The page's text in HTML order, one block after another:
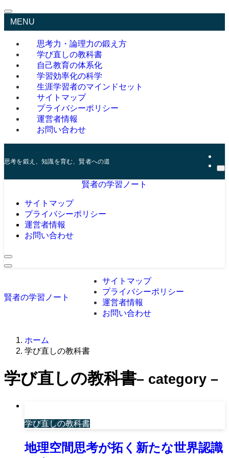
MENU
思考力・論理力の鍛え方
学び直しの教科書
自己教育の体系化
学習効率化の科学
生涯学習者のマインドセット
サイトマップ
プライバシーポリシー
運営者情報
お問い合わせ
思考を鍛え、知識を育む、賢者への道
賢者の学習ノート
サイトマップ
プライバシーポリシー
運営者情報
お問い合わせ
賢者の学習ノート
サイトマップ
プライバシーポリシー
運営者情報
お問い合わせ
ホーム
学び直しの教科書
学び直しの教科書– category –
学び直しの教科書
地理空間思考が拓く新たな世界認識